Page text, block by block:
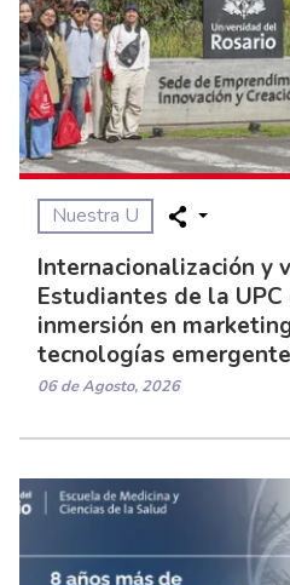
Nuestra U
Internacionalización y
Estudiantes de la
inmersión en
tecnologías
06 de Agosto, 2026